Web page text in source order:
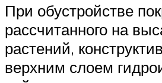
При обустройстве
рассчитанного на
растений,
верхним слоем